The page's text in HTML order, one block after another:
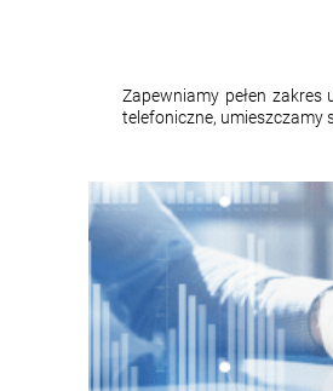
Zapewniamy pełen
telefoniczne, umieszczamy